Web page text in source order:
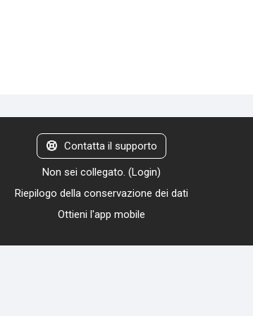
Contatta il supporto
Non sei collegato. (Login)
Riepilogo della conservazione dei dati
Ottieni l'app mobile